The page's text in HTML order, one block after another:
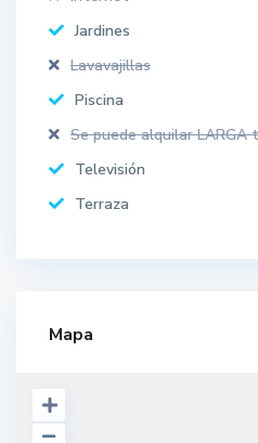
Jardines
Lavavajillas
Piscina
Se puede alquilar LARGA
Televisión
Terraza
Mapa